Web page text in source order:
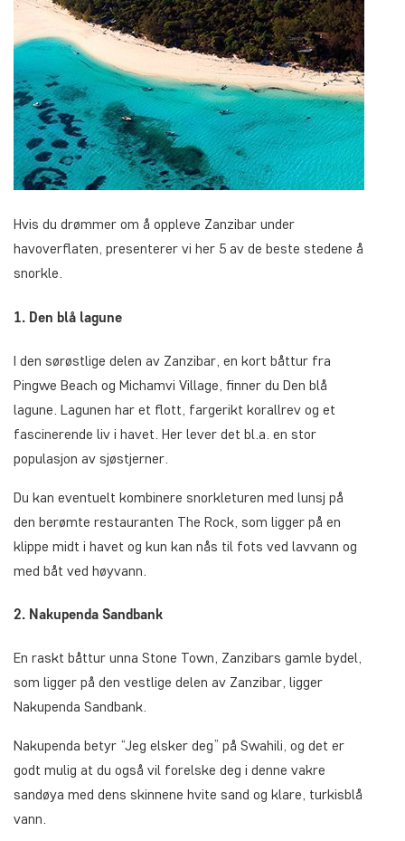
Hvis du drømmer om å oppleve Zanzibar under
havoverflaten, presenterer vi her 5 av de beste stedene å
snorkle.
1. Den blå lagune
I den sørøstlige delen av Zanzibar, en kort båttur fra
Pingwe Beach og Michamvi Village, finner du Den blå
lagune. Lagunen har et flott, fargerikt korallrev og et
fascinerende liv i havet. Her lever det bl.a. en stor
populasjon av sjøstjerner.
Du kan eventuelt kombinere snorkleturen med lunsj på
den berømte restauranten The Rock, som ligger på en
klippe midt i havet og kun kan nås til fots ved lavvann og
med båt ved høyvann.
2. Nakupenda Sandbank
En raskt båttur unna Stone Town, Zanzibars gamle bydel,
som ligger på den vestlige delen av Zanzibar, ligger
Nakupenda Sandbank.
Nakupenda betyr “Jeg elsker deg” på Swahili, og det er
godt mulig at du også vil forelske deg i denne vakre
sandøya med dens skinnene hvite sand og klare, turkisblå
vann.